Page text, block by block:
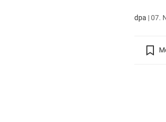
dpa |07.